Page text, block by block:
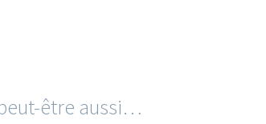
être aussi…